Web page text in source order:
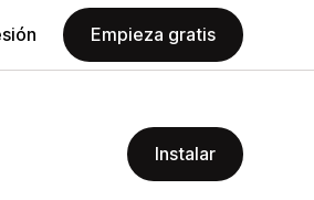
Empieza gratis
Instalar